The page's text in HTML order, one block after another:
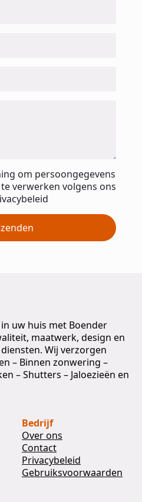
om persoongegevens
verwerken volgens ons
uw huis met Boender
maatwerk, design en
Wij verzorgen
– Binnen zonwering –
– Shutters – Jaloezieën en
Bedrijf
Over ons
Contact
Privacybeleid
Gebruiksvoorwaarden